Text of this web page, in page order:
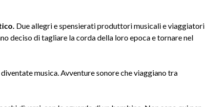
Due allegri e spensierati produttori musicali e viaggiatori
deciso di tagliare la corda della loro epoca e tornare nel
musica. Avventure sonore che viaggiano tra